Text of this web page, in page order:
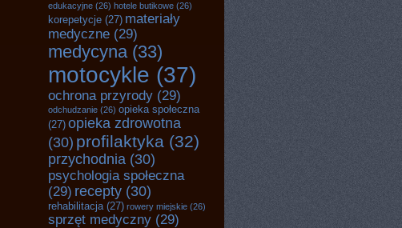
edukacyjne (26) hotele butikowe (26)
korepetycje (27) materiały
medyczne (29)
medycyna(33)
motocykle (37)
ochrona przyrody (29)
odchudzanie (26) opieka społeczna
(27) opieka zdrowotna
(30) profilaktyka (32)
przychodnia (30)
psychologia społeczna
(29) recepty (30)
rehabilitacja(27) rowery miejskie (26)
sprzęt medyczny (29)